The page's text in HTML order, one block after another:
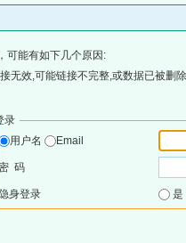
可能有如下几个原因:
无效,可能链接不完整,或数据已被删
录
用户名
Email
码
隐身登录